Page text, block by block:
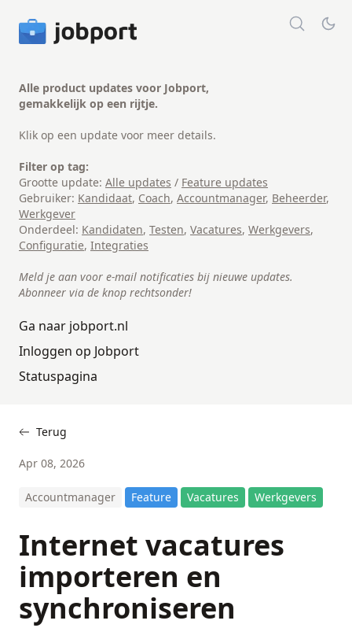
Alle product updates voor Jobport,
gemakkelijk op een rijtje.
Klik op een update voor meer details.
Filter op tag:
Grootte update: Alle updates / Feature updates
Gebruiker: Kandidaat, Coach, Accountmanager, Beheerder,
Werkgever
Onderdeel: Kandidaten, Testen, Vacatures, Werkgevers,
Configuratie, Integraties
Meld je aan voor e-mail notificaties bij nieuwe updates.
Abonneer via de knop rechtsonder!
Ga naar jobport.nl
Inloggen op Jobport
Statuspagina
Terug
Apr 08, 2026
Accountmanager Feature Vacatures Werkgevers
Internet vacatures
importeren en
synchroniseren